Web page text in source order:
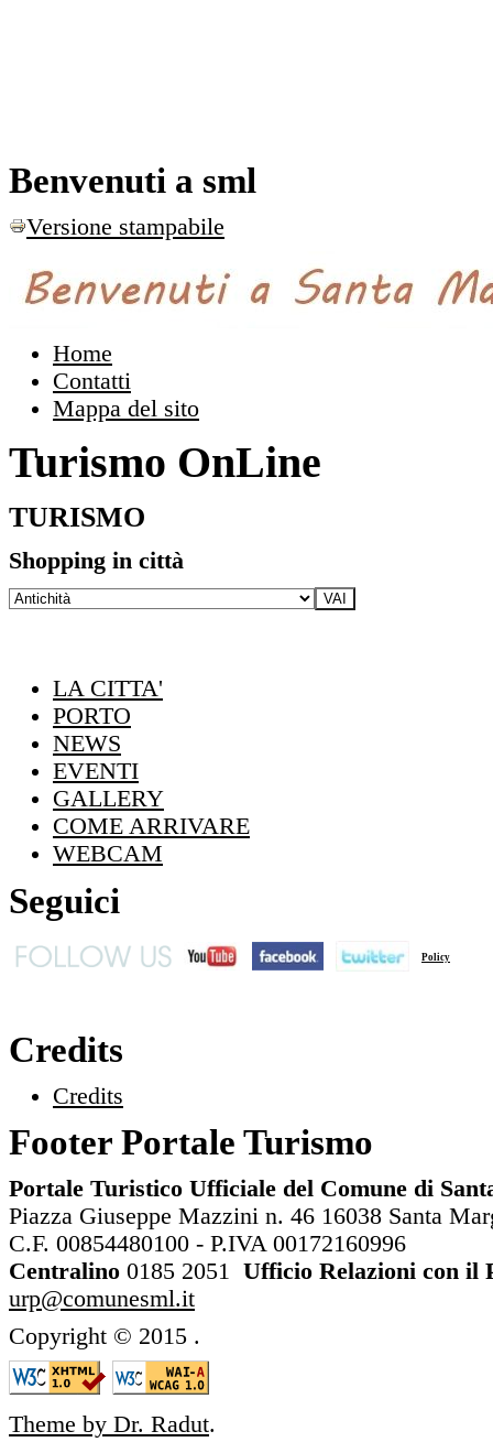
Benvenuti a sml
Versione stampabile
Home
Contatti
Mappa del sito
Turismo OnLine
TURISMO
Shopping in città
LA CITTA'
PORTO
NEWS
EVENTI
GALLERY
COME ARRIVARE
WEBCAM
Seguici
Policy
Credits
Credits
Footer Portale Turismo
Portale Turistico Ufficiale del Comune di
Piazza Giuseppe Mazzini n. 46 16038 Santa
C.F. 00854480100 - P.IVA 00172160996
Centralino 0185 2051 Ufficio Relazioni con il
urp@comunesml.it
Copyright © 2015 .
Theme by Dr. Radut.